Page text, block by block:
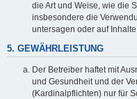
die Art und Weise, wie die
insbesondere die
untersagen oder auf
5. GEWÄHRLEISTUNG
Der Betreiber haftet mit
und Gesundheit und der
(Kardinalpflichten) nur für